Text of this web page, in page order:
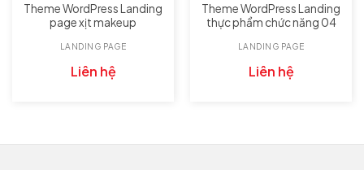
LANDING PAGE
Theme WordPress Landing
page xịt makeup
Liên hệ
LANDING PAGE
Theme WordPress Landing
thực phẩm chức năng 04
Liên hệ